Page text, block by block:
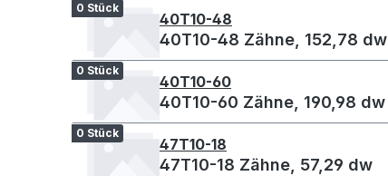
0 Stück
40T10-48
40T10-48 Zähne, 152,78 dw
0 Stück
40T10-60
40T10-60 Zähne, 190,98 dw
0 Stück
47T10-18
47T10-18 Zähne, 57,29 dw